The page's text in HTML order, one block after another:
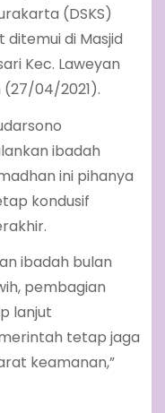
(DSKS)
ditemui di Masjid
Kec. Laweyan
(27/04/2021).
ibadah
ini pihanya
kondusif
ibadah bulan
pembagian
lanjut
tetap jaga
keamanan,”